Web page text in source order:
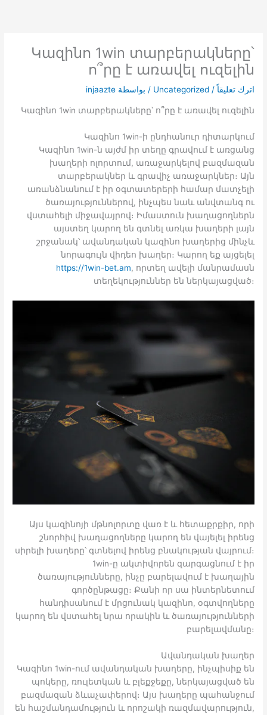
Կազինո 1win տարբերակները՝
ո՞րը է առավել ուզելին
اترك تعليقاً /
Uncategorized / بواسطة injaazte
Կազինո 1win տարբերակները՝ ո՞րը է առավել ուզելին
Կազինո 1win-ի ընդհանուր դիտարկում
Կազինո 1win-ն այժմ իր տեղը գրավում է առցանց
խաղերի ոլորտում, առաջարկելով բազմազան
տարբերակներ և գրավիչ առաջարկներ։ Այն
առանձնանում է իր օգտատերերի համար մատչելի
ծառայություններով, ինչպես նաև անվտանգ ու
վստահելի միջավայրով։ Իմաստուն խաղացողներն
այստեղ կարող են գտնել առկա խաղերի լայն
շրջանակ՝ ավանդական կազինո խաղերից մինչև
նորագույն վիդեո խաղեր։ Կարող եք այցելել
https://1win-bet.am, որտեղ ավելի մանրամասն
տեղեկություններ են ներկայացված։
Այս կազինոյի մթնոլորտը վառ է և հետաքրքիր, որի
շնորհիվ խաղացողները կարող են վայելել իրենց
սիրելի խաղերը՝ գտնելով իրենց բնակության վայրում։
1win-ը ակտիվորեն զարգացնում է իր
ծառայությունները, ինչը բարելավում է խաղային
գործընթացը։ Քանի որ սա ինտերնետում
հանդիսանում է մրցունակ կազինո, օգտվողները
կարող են վստահել նրա որակին և ծառայությունների
բարելավմանը։
Ավանդական խաղեր
Կազինո 1win-ում ավանդական խաղերը, ինչպիսիք են
պոկերը, ռուլետկան և բլեքջեքը, ներկայացված են
բազմազան ձևաչափերով։ Այս խաղերը պահանջում
են հաշմանդամություն և որոշակի ռազմավարություն,